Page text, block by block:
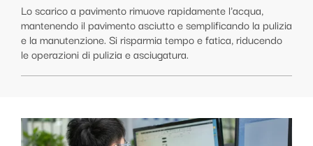
Lo scarico a pavimento rimuove rapidamente l'acqua,
mantenendo il pavimento asciutto e semplificando la pulizia
e la manutenzione. Si risparmia tempo e fatica, riducendo
le operazioni di pulizia e asciugatura.